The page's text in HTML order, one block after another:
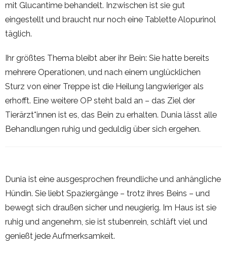
mit Glucantime behandelt. Inzwischen ist sie gut
eingestellt und braucht nur noch eine Tablette Alopurinol
täglich.
Ihr größtes Thema bleibt aber ihr Bein: Sie hatte bereits
mehrere Operationen, und nach einem unglücklichen
Sturz von einer Treppe ist die Heilung langwieriger als
erhofft. Eine weitere OP steht bald an – das Ziel der
Tierärzt*innen ist es, das Bein zu erhalten. Dunia lässt alle
Behandlungen ruhig und geduldig über sich ergehen.
Dunia ist eine ausgesprochen freundliche und anhängliche
Hündin. Sie liebt Spaziergänge – trotz ihres Beins – und
bewegt sich draußen sicher und neugierig. Im Haus ist sie
ruhig und angenehm, sie ist stubenrein, schläft viel und
genießt jede Aufmerksamkeit.